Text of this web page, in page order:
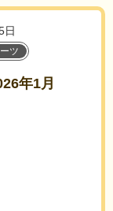
日
ツ
年1月